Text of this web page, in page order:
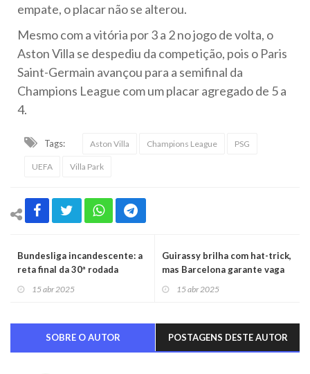
empate, o placar não se alterou.
Mesmo com a vitória por 3 a 2 no jogo de volta, o
Aston Villa se despediu da competição, pois o Paris
Saint-Germain avançou para a semifinal da
Champions League com um placar agregado de 5 a
4.
Tags: Aston Villa Champions League PSG
UEFA Villa Park
Bundesliga incandescente: a
reta final da 30ª rodada
15 abr 2025
Guirassy brilha com hat-trick,
mas Barcelona garante vaga
15 abr 2025
SOBRE O AUTOR POSTAGENS DESTE AUTOR